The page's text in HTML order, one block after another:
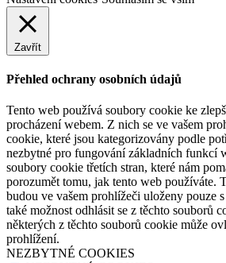
Zavřít
Přehled ochrany osobních údajů
Tento web používá soubory cookie ke
procházení webem. Z nich se ve vašem
cookie, které jsou kategorizovány podle
nezbytné pro fungování základních funkcí
soubory cookie třetích stran, které nám
porozumět tomu, jak tento web používáte.
budou ve vašem prohlížeči uloženy pouze
také možnost odhlásit se z těchto souborů
některých z těchto souborů cookie může
prohlížení.
NEZBYTNÉ COOKIES